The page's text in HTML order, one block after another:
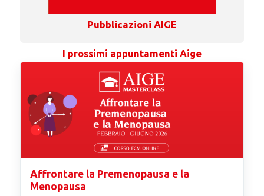
Pubblicazioni AIGE
I prossimi appuntamenti Aige
Affrontare la Premenopausa e la
Menopausa